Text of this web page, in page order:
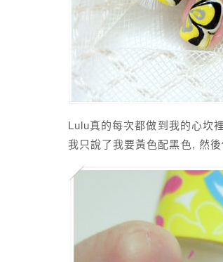
Lulu真的每次都做到我的心坎
我只說了我要黃色配黑色, 然